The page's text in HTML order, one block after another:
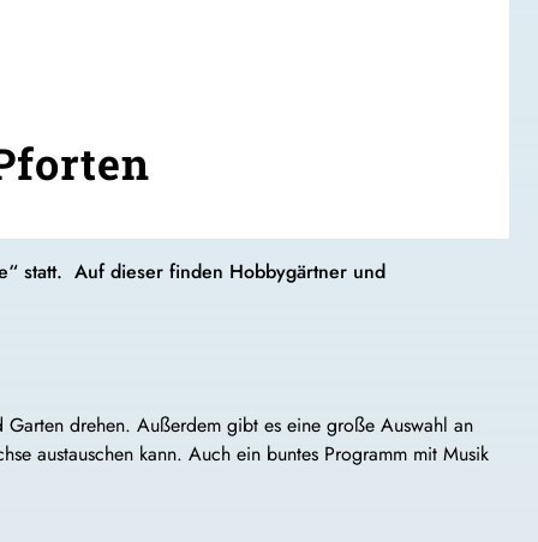
statt. Auf dieser finden Hobbygärtner und
drehen. Außerdem gibt es eine große Auswahl an
austauschen kann. Auch ein buntes Programm mit Musik